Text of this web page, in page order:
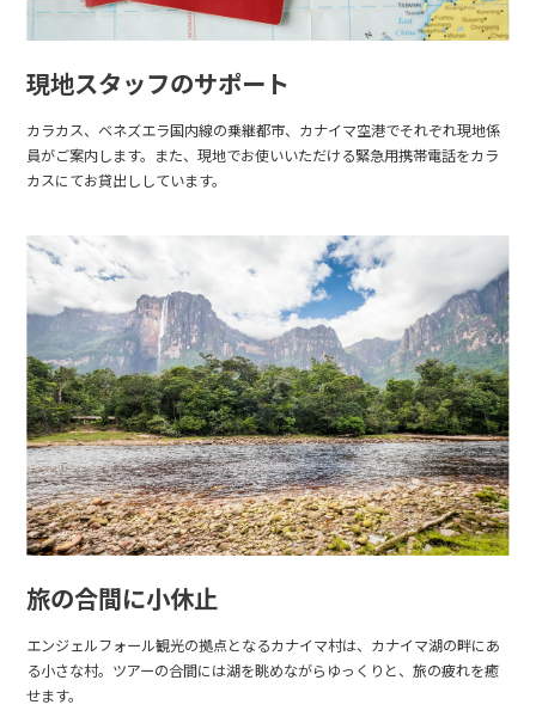
現地スタッフのサポート
カラカス、ベネズエラ国内線の乗継都市、カナイマ空港でそれぞれ現地係
員がご案内します。また、現地でお使いいただける緊急用携帯電話をカラ
カスにてお貸出ししています。
旅の合間に小休止
エンジェルフォール観光の拠点となるカナイマ村は、カナイマ湖の畔にあ
る小さな村。ツアーの合間には湖を眺めながらゆっくりと、旅の疲れを癒
せます。